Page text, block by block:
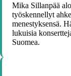
Mika Sillanpää
työskennellyt
menestyksensä.
lukuisia
Suomea.